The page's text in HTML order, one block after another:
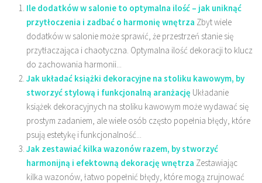
Ile dodatków w salonie to optymalna ilość – jak uniknąć
przytłoczenia i zadbać o harmonię wnętrza Zbyt wiele
dodatków w salonie może sprawić, że przestrzeń stanie się
przytłaczająca i chaotyczna. Optymalna ilość dekoracji to klucz
do zachowania harmonii...
Jak układać książki dekoracyjne na stoliku kawowym, by
stworzyć stylową i funkcjonalną aranżację Układanie
książek dekoracyjnych na stoliku kawowym może wydawać się
prostym zadaniem, ale wiele osób często popełnia błędy, które
psują estetykę i funkcjonalność...
Jak zestawiać kilka wazonów razem, by stworzyć
harmonijną i efektowną dekorację wnętrza Zestawiając
kilka wazonów, łatwo popełnić błędy, które mogą zrujnować